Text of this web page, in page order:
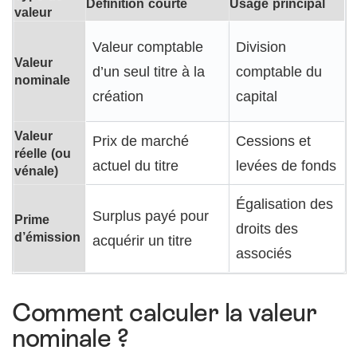
valeur
Définition courte Usage principal
Valeur
nominale
Valeur comptable
d’un seul titre à la
création
Division
comptable du
capital
Valeur
réelle (ou
vénale)
Prix de marché
actuel du titre
Cessions et
levées de fonds
Prime
d’émission
Surplus payé pour
acquérir un titre
Égalisation des
droits des
associés
Comment calculer la valeur
nominale ?